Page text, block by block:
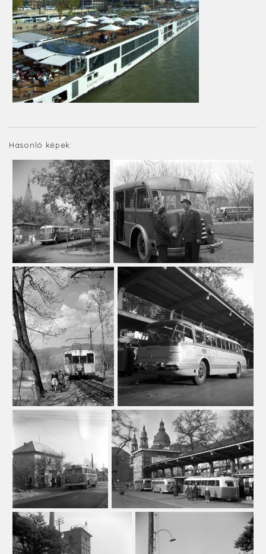
Hasonló képek: